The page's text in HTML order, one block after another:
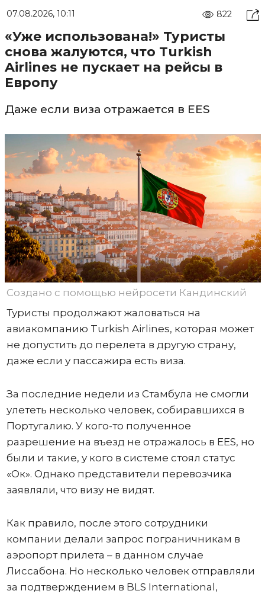
07.08.2026, 10:11 822
«Уже использована!» Туристы
снова жалуются, что Turkish
Airlines не пускает на рейсы в
Европу
Даже если виза отражается в EES
Создано с помощью нейросети Кандинский
Туристы продолжают жаловаться на
авиакомпанию Turkish Airlines, которая может
не допустить до перелета в другую страну,
даже если у пассажира есть виза.
За последние недели из Стамбула не смогли
улететь несколько человек, собиравшихся в
Португалию. У кого-то полученное
разрешение на въезд не отражалось в ЕЕS, но
были и такие, у кого в системе стоял статус
«Ок». Однако представители перевозчика
заявляли, что визу не видят.
Как правило, после этого сотрудники
компании делали запрос пограничникам в
аэропорт прилета – в данном случае
Лиссабона. Но несколько человек отправляли
за подтверждением в BLS International,